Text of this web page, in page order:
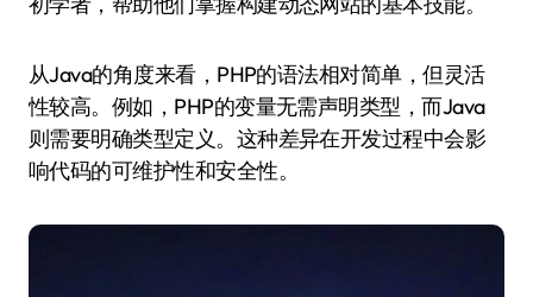
从Java的角度来看，PHP的语法相对简单，但灵活
性较高。例如，PHP的变量无需声明类型，而Java
则需要明确类型定义。这种差异在开发过程中会影
响代码的可维护性和安全性。